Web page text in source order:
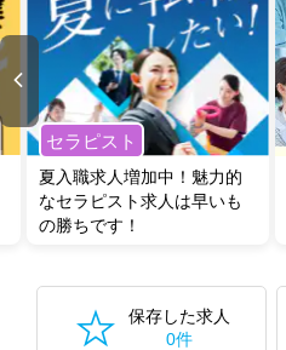
セラピスト
夏入職求人増加中！魅力的
なセラピスト求人は早いも
の勝ちです！
保存した求人
0件